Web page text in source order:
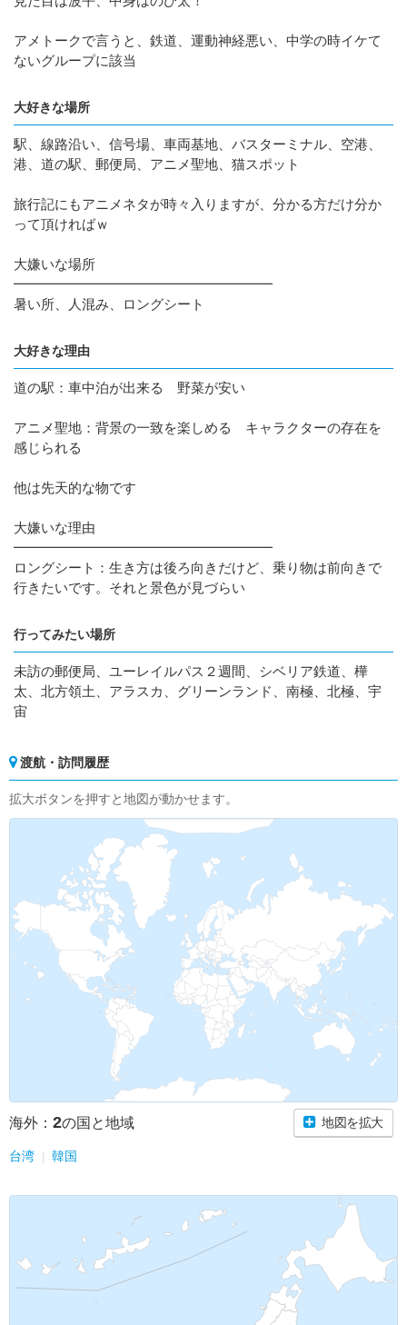
アメトークで言うと、鉄道、運動神経悪い、中学の時イケて
ないグループに該当
大好きな場所
駅、線路沿い、信号場、車両基地、バスターミナル、空港、
港、道の駅、郵便局、アニメ聖地、猫スポット
旅行記にもアニメネタが時々入りますが、分かる方だけ分か
って頂ければｗ
大嫌いな場所
━━━━━━━━━━━━━━━━━━━
暑い所、人混み、ロングシート
大好きな理由
道の駅：車中泊が出来る 野菜が安い
アニメ聖地：背景の一致を楽しめる キャラクターの存在を
感じられる
他は先天的な物です
大嫌いな理由
━━━━━━━━━━━━━━━━━━━
ロングシート：生き方は後ろ向きだけど、乗り物は前向きで
行きたいです。それと景色が見づらい
行ってみたい場所
未訪の郵便局、ユーレイルパス２週間、シベリア鉄道、樺
太、北方領土、アラスカ、グリーンランド、南極、北極、宇
宙
渡航・訪問履歴
拡大ボタンを押すと地図が動かせます。
海外： 2の国と地域 地図を拡大
台湾 韓国